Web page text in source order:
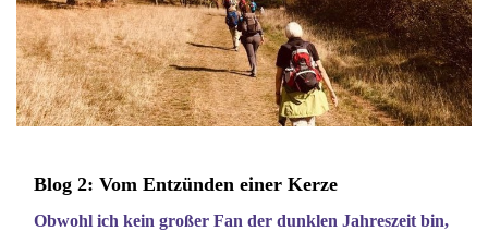
Blog 2: Vom Entzünden einer Kerze
Obwohl ich kein großer Fan der dunklen Jahreszeit bin,